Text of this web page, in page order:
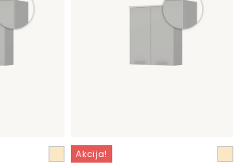
Akcija!